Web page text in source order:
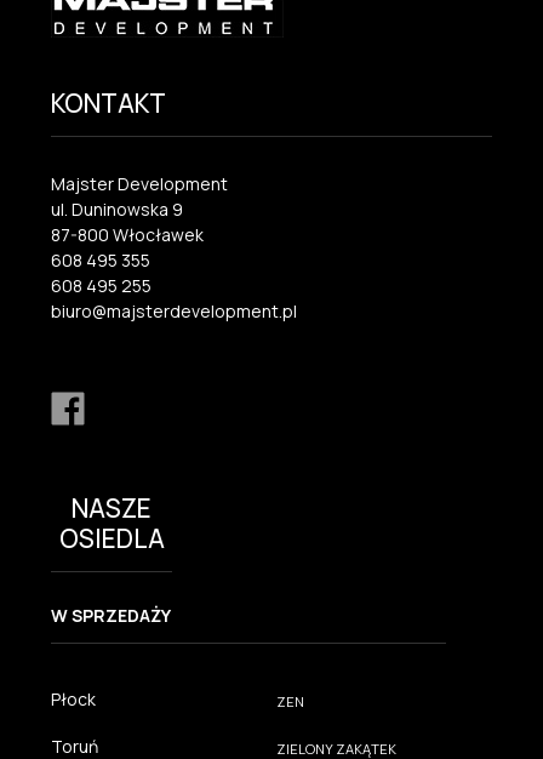
KONTAKT
Majster Development
ul. Duninowska 9
87-800 Włocławek
608 495 355
608 495 255
biuro@majsterdevelopment.pl
NASZE
OSIEDLA
W SPRZEDAŻY
Płock ZEN
Toruń ZIELONY ZAKĄTEK